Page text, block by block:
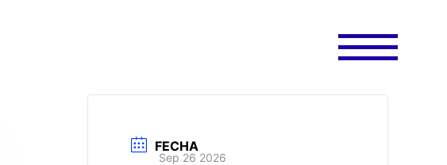
FECHA
Sep 26 2026